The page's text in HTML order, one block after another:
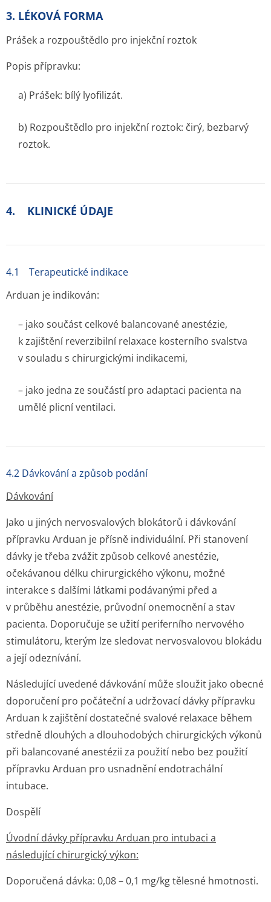
3. LÉKOVÁ FORMA
Prášek a rozpouštědlo pro injekční roztok
Popis přípravku:
a) Prášek: bílý lyofilizát.
b) Rozpouštědlo pro injekční roztok: čirý, bezbarvý
roztok.
4. KLINICKÉ ÚDAJE
4.1 Terapeutické indikace
Arduan je indikován:
– jako součást celkové balancované anestézie,
k zajištění reverzibilní relaxace kosterního svalstva
v souladu s chirurgickými indikacemi,
– jako jedna ze součástí pro adaptaci pacienta na
umělé plicní ventilaci.
4.2 Dávkování a způsob podání
Dávkování
Jako u jiných nervosvalových blokátorů i dávkování
přípravku Arduan je přísně individuální. Při stanovení
dávky je třeba zvážit způsob celkové anestézie,
očekávanou délku chirurgického výkonu, možné
interakce s dalšími látkami podávanými před a
v průběhu anestézie, průvodní onemocnění a stav
pacienta. Doporučuje se užití periferního nervového
stimulátoru, kterým lze sledovat nervosvalovou blokádu
a její odeznívání.
Následující uvedené dávkování může sloužit jako obecné
doporučení pro počáteční a udržovací dávky přípravku
Arduan k zajištění dostatečné svalové relaxace během
středně dlouhých a dlouhodobých chirurgických výkonů
při balancované anestézii za použití nebo bez použití
přípravku Arduan pro usnadnění endotrachální
intubace.
Dospělí
Úvodní dávky přípravku Arduan pro intubaci a
následující chirurgický výkon:
Doporučená dávka: 0,08 – 0,1 mg/kg tělesné hmotnosti.